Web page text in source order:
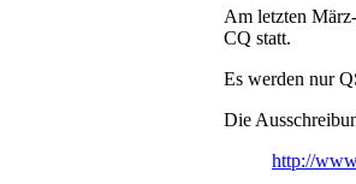
Am letzten
CQ statt.
Es werden nur
Die
http://